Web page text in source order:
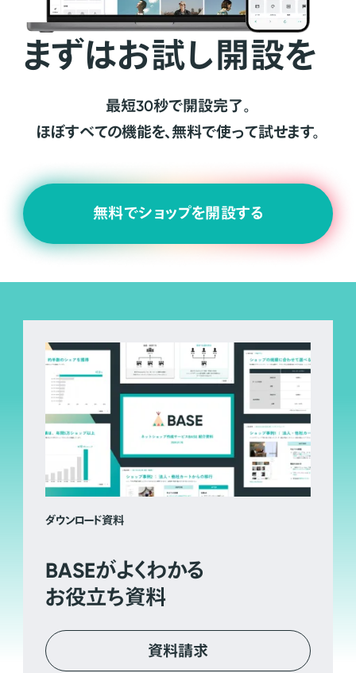
まずはお試し開設を
最短30秒で開設完了。
ほぼすべての機能を、無料で使って試せます。
無料でショップを開設する
ダウンロード資料
BASEがよくわかる
お役立ち資料
資料請求